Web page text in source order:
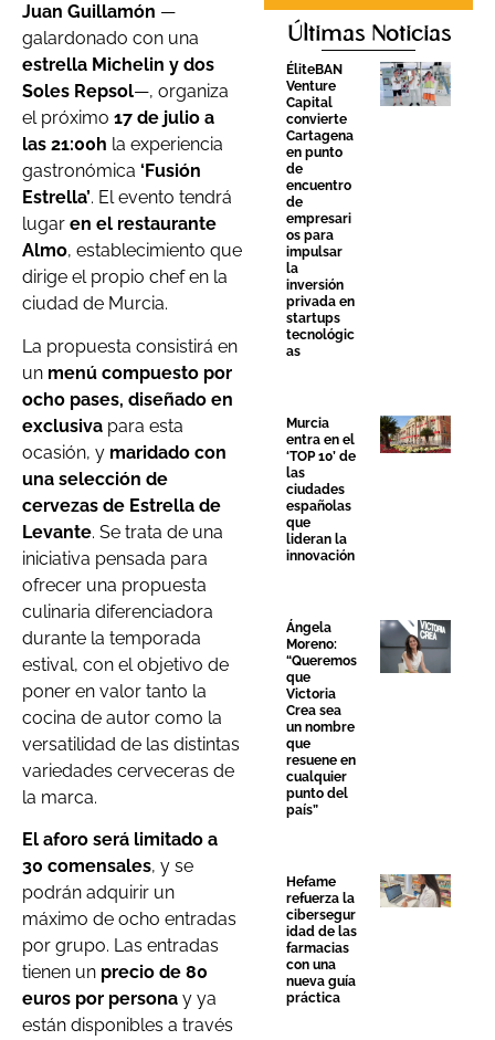
Juan Guillamón —
galardonado con una
estrella Michelin y dos
Soles Repsol—, organiza
el próximo 17 de julio a
las 21:00h la experiencia
gastronómica ‘Fusión
Estrella’. El evento tendrá
lugar en el restaurante
Almo, establecimiento que
dirige el propio chef en la
ciudad de Murcia.
La propuesta consistirá en
un menú compuesto por
ocho pases, diseñado en
exclusiva para esta
ocasión, y maridado con
una selección de
cervezas de Estrella de
Levante. Se trata de una
iniciativa pensada para
ofrecer una propuesta
culinaria diferenciadora
durante la temporada
estival, con el objetivo de
poner en valor tanto la
cocina de autor como la
versatilidad de las distintas
variedades cerveceras de
la marca.
El aforo será limitado a
30 comensales, y se
podrán adquirir un
máximo de ocho entradas
por grupo. Las entradas
tienen un precio de 80
euros por persona y ya
están disponibles a través
Últimas Noticias
ÉliteBAN
Venture
Capital
convierte
Cartagena
en punto
de
encuentro
de
empresari
os para
impulsar
la
inversión
privada en
startups
tecnológic
as
Murcia
entra en el
‘TOP 10’ de
las
ciudades
españolas
que
lideran la
innovación
Ángela
Moreno:
“Queremos
que
Victoria
Crea sea
un nombre
que
resuene en
cualquier
punto del
país”
Hefame
refuerza la
cibersegur
idad de las
farmacias
con una
nueva guía
práctica